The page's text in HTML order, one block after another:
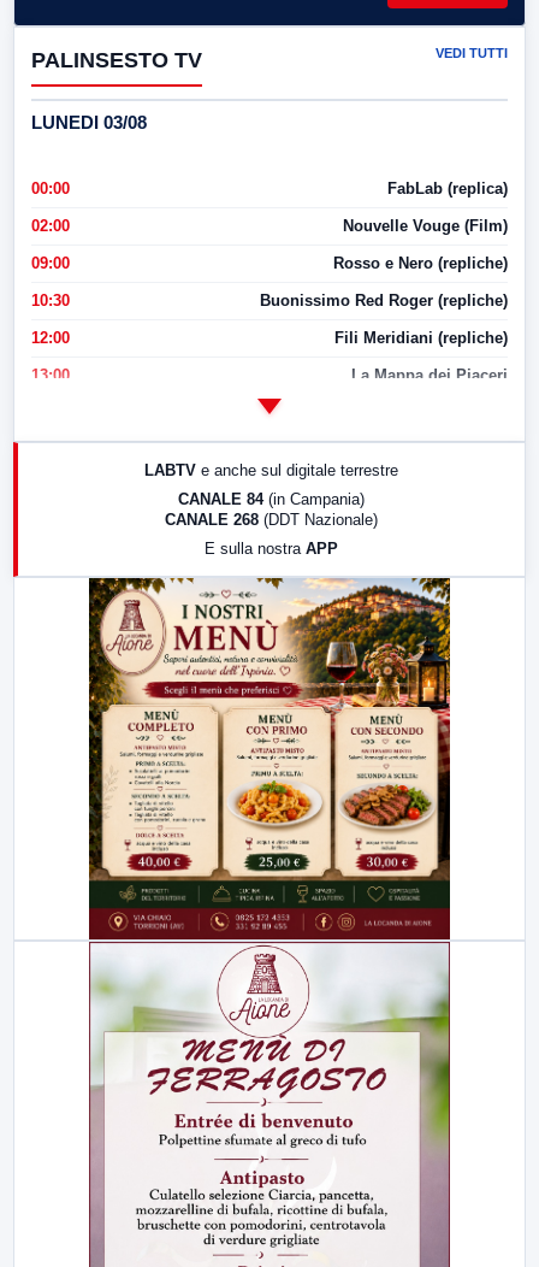
PALINSESTO TV VEDI TUTTI
LUNEDI 03/08
00:00 FabLab (replica)
02:00 Nouvelle Vouge (Film)
09:00 Rosso e Nero (repliche)
10:30 Buonissimo Red Roger (repliche)
12:00 Fili Meridiani (repliche)
13:00 La Mappa dei Piaceri
LabNews (replica)
LABTV e anche sul digitale terrestre
CANALE 84 (in Campania)
CANALE 268 (DDT Nazionale)
E sulla nostra APP